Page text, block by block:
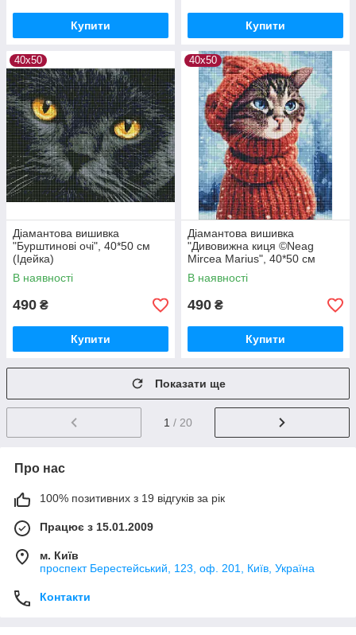
Купити Купити
40х50
Діамантова вишивка
"Бурштинові очі", 40*50 см
(Ідейка)
В наявності
490 ₴
Купити
40х50
Діамантова вишивка
"Дивовижна киця ©Neag
Mircea Marius", 40*50 см
(Ідейка)
В наявності
490 ₴
Купити
Показати ще
1 / 20
Про нас
100% позитивних з 19 відгуків за рік
Працює з 15.01.2009
м. Київ
проспект Берестейський, 123, оф. 201, Київ, Україна
Контакти